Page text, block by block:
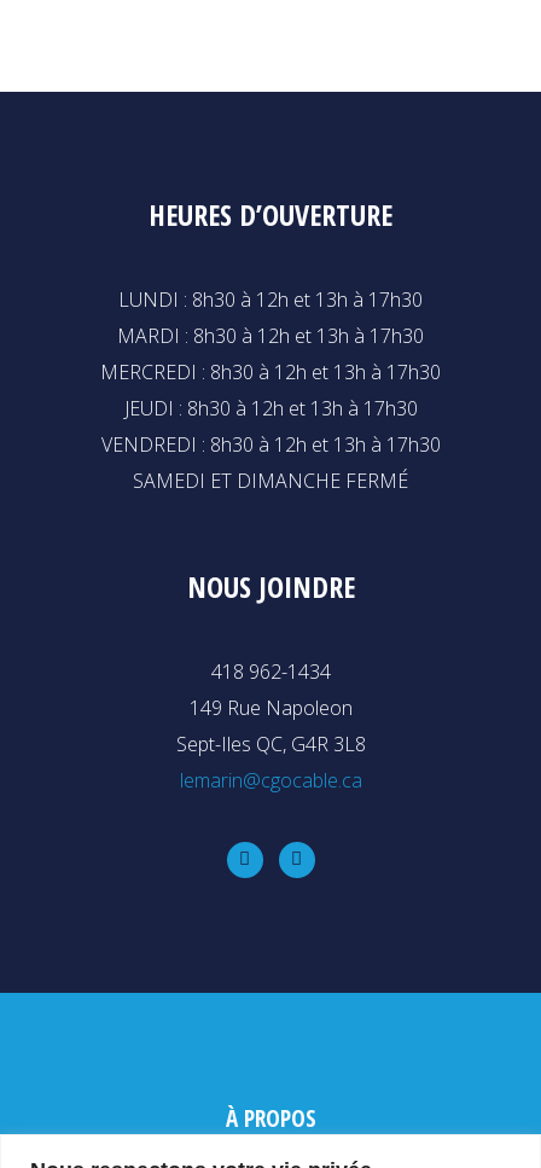
HEURES D’OUVERTURE
LUNDI : 8h30 à 12h et 13h à 17h30
MARDI : 8h30 à 12h et 13h à 17h30
MERCREDI : 8h30 à 12h et 13h à 17h30
JEUDI : 8h30 à 12h et 13h à 17h30
VENDREDI : 8h30 à 12h et 13h à 17h30
SAMEDI ET DIMANCHE FERMÉ
NOUS JOINDRE
418 962-1434
149 Rue Napoleon
Sept-Iles QC, G4R 3L8
lemarin@cgocable.ca
À PROPOS